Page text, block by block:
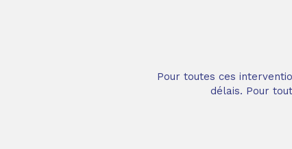
Pour toutes ces
délais. Pour